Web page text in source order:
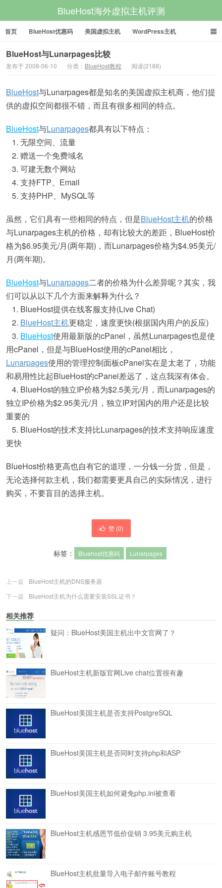
BlueHost海外虚拟主机评测
首页 BlueHost优惠码 美国虚拟主机 WordPress主机
美国VPS 美国服务器
BlueHost与Lunarpages比较
发布于 2009-06-10 分类： BlueHost教程 阅读(2188)
BlueHost与Lunarpages都是知名的美国虚拟主机商，他们提
供的虚拟空间都很不错，而且有很多相同的特点。
BlueHost与Lunarpages都具有以下特点：
1. 无限空间、流量
2. 赠送一个免费域名
3. 可建无数个网站
4. 支持FTP、Email
5. 支持PHP、MySQL等
虽然，它们具有一些相同的特点，但是BlueHost主机的价格
与Lunarpages主机的价格，却有比较大的差距，BlueHost价
格为$6.95美元/月(两年期)，而Lunarpages价格为$4.95美元/
月(两年期)。
BlueHost与Lunarpages二者的价格为什么差异呢？其实，我
们可以从以下几个方面来解释为什么？
1. BlueHost提供在线客服支持(Live Chat)
2. BlueHost主机更稳定，速度更快(根据国内用户的反应)
3. BlueHost使用最新版的cPanel，虽然Lunarpages也是使
用cPanel，但是与BlueHost使用的cPanel相比，
Lunarpages使用的管理控制面板cPanel实在是太老了，功能
和易用性比起BlueHost的cPanel差远了，这点我深有体会。
4. BlueHost的独立IP价格为$2.5美元/月，而Lunarpages的
独立IP价格为$2.95美元/月，独立IP对国内的用户还是比较
重要的
5. BlueHost的技术支持比Lunarpages的技术支持响应速度
更快
BlueHost价格更高也自有它的道理，一分钱一分货，但是，
无论选择何款主机，我们都需要更具自己的实际情况，进行
购买，不要盲目的选择主机。
赞 (0)
标签： Bluehost优惠码 Lunarpages
上一篇
BlueHost主机的DNS服务器
下一篇
BlueHost主机为什么需要安装SSL证书？
相关推荐
疑问：BlueHost美国主机出中文官网了？
BlueHost主机新版官网Live chat位置很有趣
BlueHost美国主机是否支持PostgreSQL
BlueHost美国主机是否同时支持php和ASP
BlueHost美国主机如何避免php.ini被查看
BlueHost主机感恩节低价促销 3.95美元购主机
BlueHost主机批量导入电子邮件账号教程